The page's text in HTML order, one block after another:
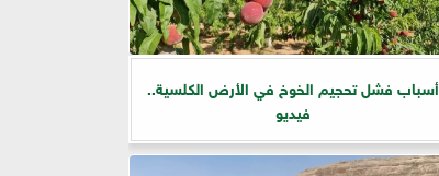
أسباب فشل تحجيم الخوخ في الأرض الكلسية..
فيديو